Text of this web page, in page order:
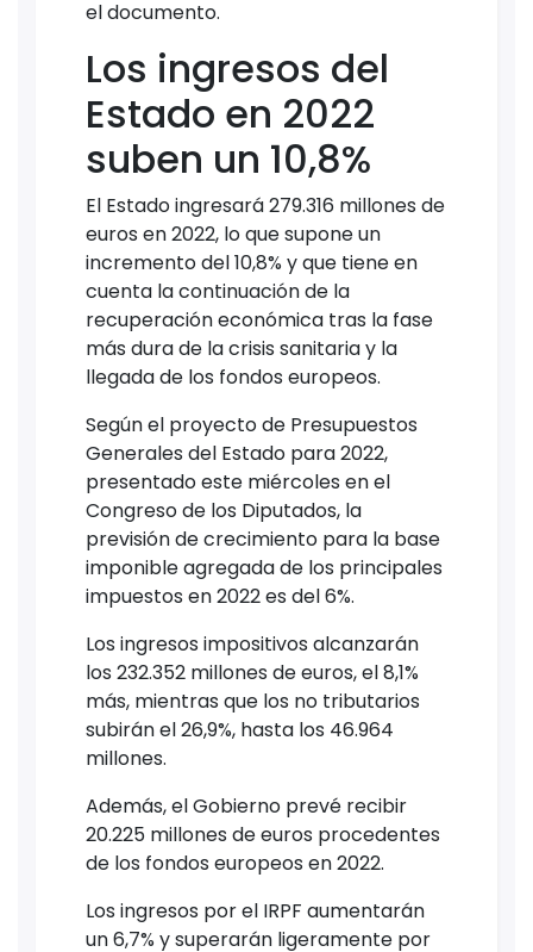
el documento.
Los ingresos del
Estado en 2022
suben un 10,8%
El Estado ingresará 279.316 millones de
euros en 2022, lo que supone un
incremento del 10,8% y que tiene en
cuenta la continuación de la
recuperación económica tras la fase
más dura de la crisis sanitaria y la
llegada de los fondos europeos.
Según el proyecto de Presupuestos
Generales del Estado para 2022,
presentado este miércoles en el
Congreso de los Diputados, la
previsión de crecimiento para la base
imponible agregada de los principales
impuestos en 2022 es del 6%.
Los ingresos impositivos alcanzarán
los 232.352 millones de euros, el 8,1%
más, mientras que los no tributarios
subirán el 26,9%, hasta los 46.964
millones.
Además, el Gobierno prevé recibir
20.225 millones de euros procedentes
de los fondos europeos en 2022.
Los ingresos por el IRPF aumentarán
un 6,7% y superarán ligeramente por